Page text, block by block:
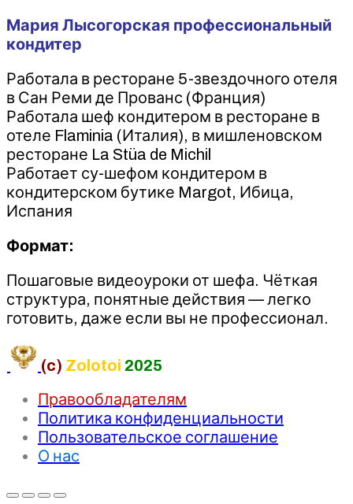
Мария Лысогорская профессиональный
кондитер
Работала в ресторане 5-звездочного отеля
в Сан Реми де Прованс (Франция)
Работала шеф кондитером в ресторане в
отеле Flaminia (Италия), в мишленовском
ресторане La Stüa de Michil
Работает су-шефом кондитером в
кондитерском бутике Margot, Ибица,
Испания
Формат:
Пошаговые видеоуроки от шефа. Чёткая
структура, понятные действия — легко
готовить, даже если вы не профессионал.
(c) Zolotoi 2025
Правообладателям
Политика конфиденциальности
Пользовательское соглашение
О нас